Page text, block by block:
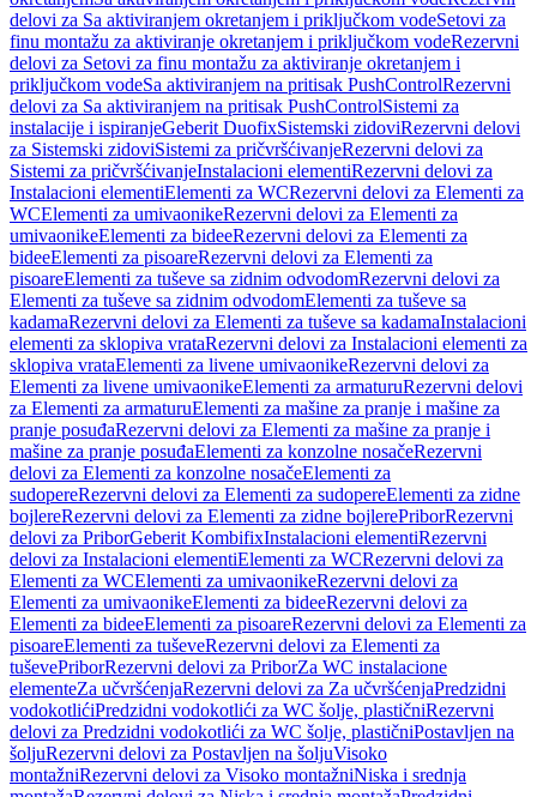
delovi za Sa aktiviranjem okretanjem i priključkom vodeSetovi za
finu montažu za aktiviranje okretanjem i priključkom vodeRezervni
delovi za Setovi za finu montažu za aktiviranje okretanjem i
priključkom vodeSa aktiviranjem na pritisak PushControlRezervni
delovi za Sa aktiviranjem na pritisak PushControlSistemi za
instalacije i ispiranjeGeberit DuofixSistemski zidoviRezervni delovi
za Sistemski zidoviSistemi za pričvršćivanjeRezervni delovi za
Sistemi za pričvršćivanjeInstalacioni elementiRezervni delovi za
Instalacioni elementiElementi za WCRezervni delovi za Elementi za
WCElementi za umivaonikeRezervni delovi za Elementi za
umivaonikeElementi za bideeRezervni delovi za Elementi za
bideeElementi za pisoareRezervni delovi za Elementi za
pisoareElementi za tuševe sa zidnim odvodomRezervni delovi za
Elementi za tuševe sa zidnim odvodomElementi za tuševe sa
kadamaRezervni delovi za Elementi za tuševe sa kadamaInstalacioni
elementi za sklopiva vrataRezervni delovi za Instalacioni elementi za
sklopiva vrataElementi za livene umivaonikeRezervni delovi za
Elementi za livene umivaonikeElementi za armaturuRezervni delovi
za Elementi za armaturuElementi za mašine za pranje i mašine za
pranje posuđaRezervni delovi za Elementi za mašine za pranje i
mašine za pranje posuđaElementi za konzolne nosačeRezervni
delovi za Elementi za konzolne nosačeElementi za
sudopereRezervni delovi za Elementi za sudopereElementi za zidne
bojlereRezervni delovi za Elementi za zidne bojlerePriborRezervni
delovi za PriborGeberit KombifixInstalacioni elementiRezervni
delovi za Instalacioni elementiElementi za WCRezervni delovi za
Elementi za WCElementi za umivaonikeRezervni delovi za
Elementi za umivaonikeElementi za bideeRezervni delovi za
Elementi za bideeElementi za pisoareRezervni delovi za Elementi za
pisoareElementi za tuševeRezervni delovi za Elementi za
tuševePriborRezervni delovi za PriborZa WC instalacione
elementeZa učvršćenjaRezervni delovi za Za učvršćenjaPredzidni
vodokotlićiPredzidni vodokotlići za WC šolje, plastičniRezervni
delovi za Predzidni vodokotlići za WC šolje, plastičniPostavljen na
šoljuRezervni delovi za Postavljen na šoljuVisoko
montažniRezervni delovi za Visoko montažniNiska i srednja